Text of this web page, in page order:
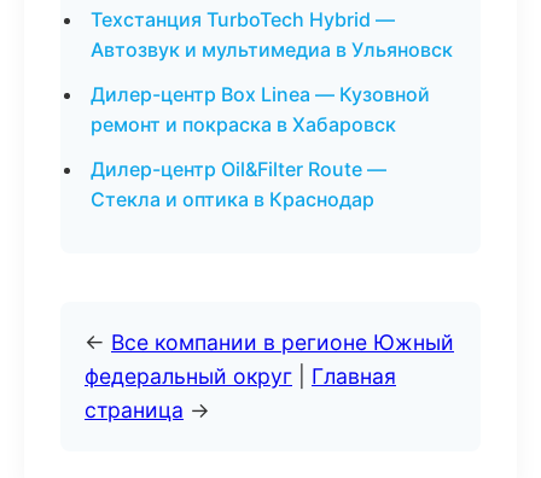
Техстанция TurboTech Hybrid —
Автозвук и мультимедиа в Ульяновск
Дилер-центр Box Linea — Кузовной
ремонт и покраска в Хабаровск
Дилер-центр Oil&Filter Route —
Стекла и оптика в Краснодар
← Все компании в регионе Южный
федеральный округ
Главная
страница →